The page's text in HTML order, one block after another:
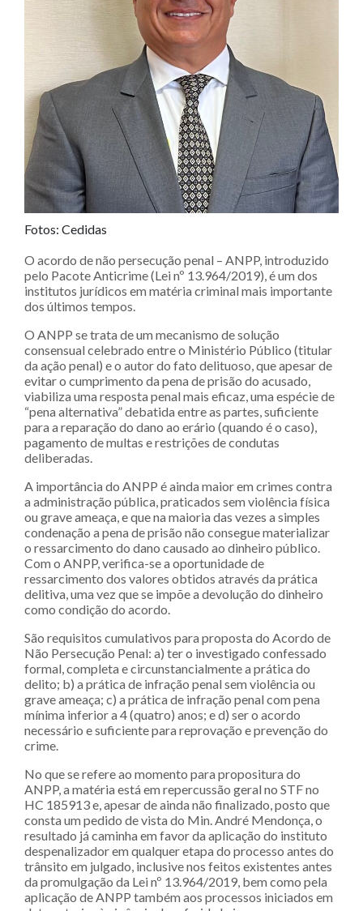
Fotos: Cedidas
O acordo de não persecução penal – ANPP, introduzido
pelo Pacote Anticrime (Lei nº 13.964/2019), é um dos
institutos jurídicos em matéria criminal mais importante
dos últimos tempos.
O ANPP se trata de um mecanismo de solução
consensual celebrado entre o Ministério Público (titular
da ação penal) e o autor do fato delituoso, que apesar de
evitar o cumprimento da pena de prisão do acusado,
viabiliza uma resposta penal mais eficaz, uma espécie de
“pena alternativa” debatida entre as partes, suficiente
para a reparação do dano ao erário (quando é o caso),
pagamento de multas e restrições de condutas
deliberadas.
A importância do ANPP é ainda maior em crimes contra
a administração pública, praticados sem violência física
ou grave ameaça, e que na maioria das vezes a simples
condenação a pena de prisão não consegue materializar
o ressarcimento do dano causado ao dinheiro público.
Com o ANPP, verifica-se a oportunidade de
ressarcimento dos valores obtidos através da prática
delitiva, uma vez que se impõe a devolução do dinheiro
como condição do acordo.
São requisitos cumulativos para proposta do Acordo de
Não Persecução Penal: a) ter o investigado confessado
formal, completa e circunstancialmente a prática do
delito; b) a prática de infração penal sem violência ou
grave ameaça; c) a prática de infração penal com pena
mínima inferior a 4 (quatro) anos; e d) ser o acordo
necessário e suficiente para reprovação e prevenção do
crime.
No que se refere ao momento para propositura do
ANPP, a matéria está em repercussão geral no STF no
HC 185913 e, apesar de ainda não finalizado, posto que
consta um pedido de vista do Min. André Mendonça, o
resultado já caminha em favor da aplicação do instituto
despenalizador em qualquer etapa do processo antes do
trânsito em julgado, inclusive nos feitos existentes antes
da promulgação da Lei nº 13.964/2019, bem como pela
aplicação de ANPP também aos processos iniciados em